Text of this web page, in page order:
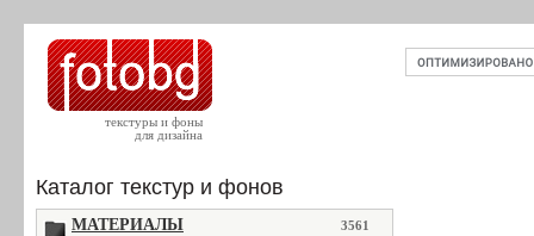
текстуры и фоны
для дизайна
Каталог текстур и фонов
МАТЕРИАЛЫ 3561